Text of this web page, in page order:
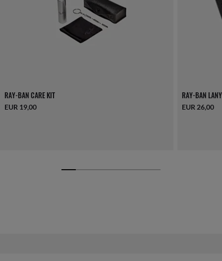
RAY-BAN CARE KIT
EUR 19,00
RAY-BAN
EUR 26,00